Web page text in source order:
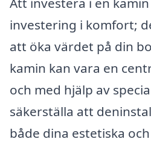
investering i komfort;
att öka värdet på din
kamin kan vara en
och med hjälp av
säkerställa att
både dina estetiska